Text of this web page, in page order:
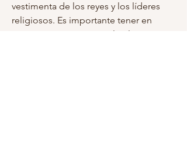
vestimenta de los reyes y los líderes
religiosos. Es importante tener en
cuenta que estos son solo algunos